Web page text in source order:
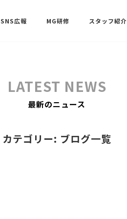
SNS広報 MG研修 スタッフ紹介
LATEST NEWS
最新のニュース
カテゴリー: ブログ一覧